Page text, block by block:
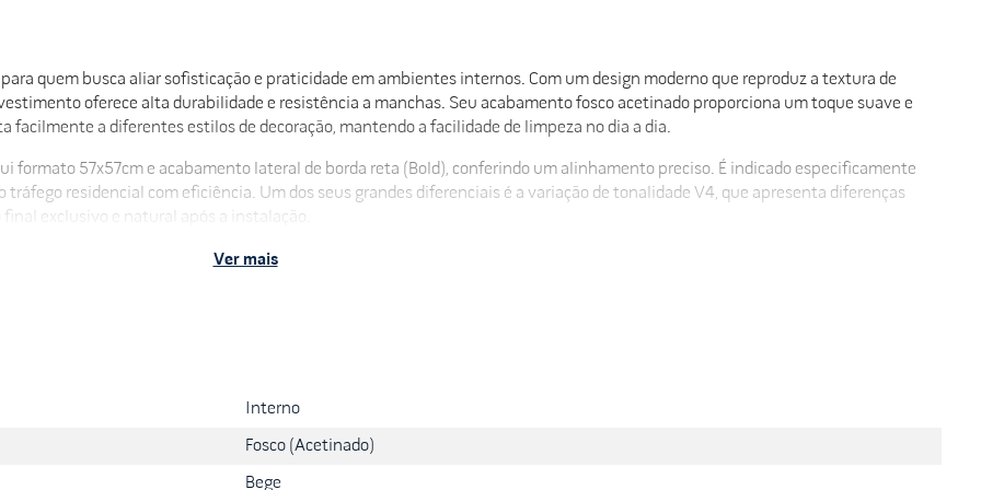
para quem busca aliar sofisticação e praticidade em ambientes internos. Com um design moderno que reproduz a textura de
oferece alta durabilidade e resistência a manchas. Seu acabamento fosco acetinado proporciona um toque suave e
a diferentes estilos de decoração, mantendo a facilidade de limpeza no dia a dia.
formato 57x57cm e acabamento lateral de borda reta (Bold), conferindo um alinhamento preciso. É indicado especificamente
tráfego residencial com eficiência. Um dos seus grandes diferenciais é a variação de tonalidade V4, que apresenta diferenças
exclusivo e natural após a instalação.
resistente ao desgaste, que mantém o aspecto de novo por muito mais tempo. A manutenção simplificada permite que
Ver mais
Interno
Fosco (Acetinado)
Bege